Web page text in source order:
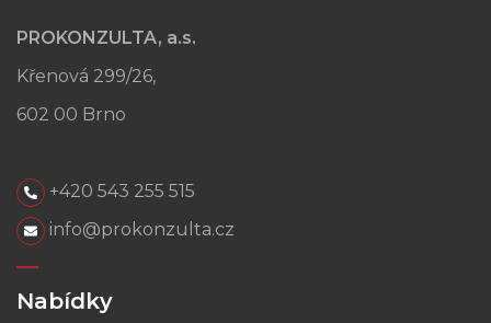
PROKONZULTA, a.s.
Křenová 299/26,
602 00 Brno
+420 543 255 515
info@prokonzulta.cz
Nabídky